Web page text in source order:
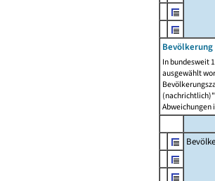
In bundesweit
ausgewählt
Abweichungen